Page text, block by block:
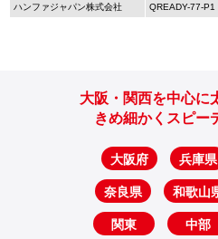
ハンファジャパン株式会社 QREADY-77-P1
大阪・関西を中心に
きめ細かくスピー
大阪府 兵庫県
奈良県 和歌山
関東 中部